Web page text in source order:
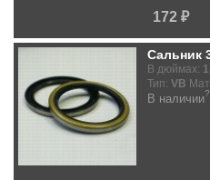
172 ₽
Сальник
В дюймах:
Тип: VB
В наличии?